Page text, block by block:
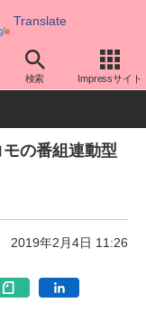
Translate
検索 Impressサイト
の番組連動型
2019年2月4日 11:26